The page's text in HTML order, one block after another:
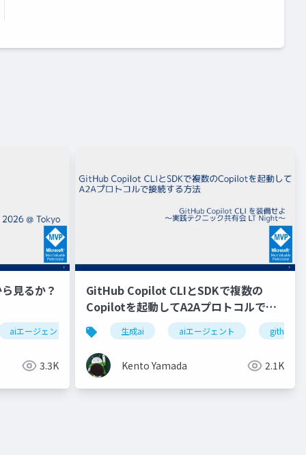
見るか？
aiエージェント評価
3.3K
GitHub Copilot CLIとSDKで複数の
Copilotを起動してA2Aプロトコルで接
続する方法
生成ai aiエージェント
Kento Yamada 2.1K